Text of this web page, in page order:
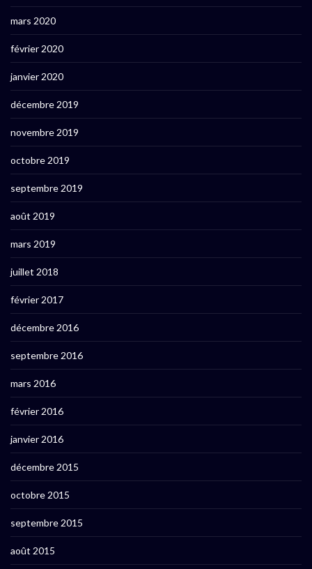
mars 2020
février 2020
janvier 2020
décembre 2019
novembre 2019
octobre 2019
septembre 2019
août 2019
mars 2019
juillet 2018
février 2017
décembre 2016
septembre 2016
mars 2016
février 2016
janvier 2016
décembre 2015
octobre 2015
septembre 2015
août 2015